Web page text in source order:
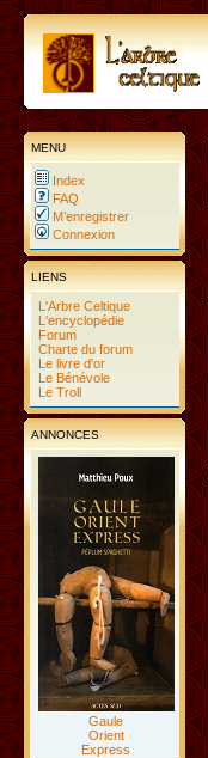
MENU
Index
FAQ
M’enregistrer
Connexion
LIENS
L'Arbre Celtique
L'encyclopédie
Forum
Charte du forum
Le livre d'or
Le Bénévole
Le Troll
ANNONCES
Gaule
Orient
Express